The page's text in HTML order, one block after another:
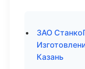
ЗАО
Казань